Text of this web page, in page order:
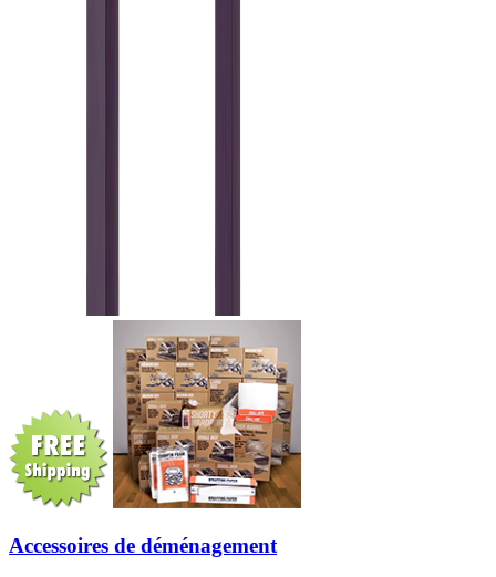
Accessoires de déménagement